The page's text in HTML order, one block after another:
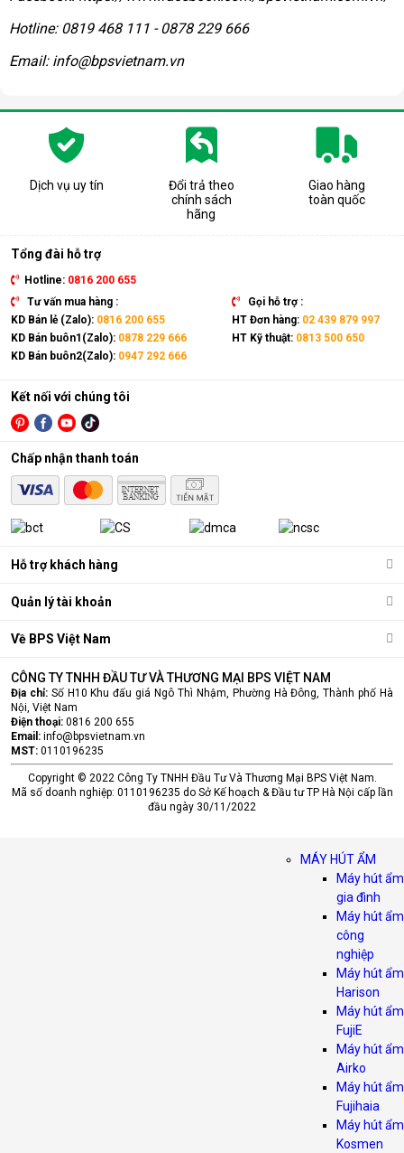
Hotline: 0819 468 111 - 0878 229 666
Email: info@bpsvietnam.vn
Dịch vụ uy tín
Đổi trả theo
chính sách
hãng
Giao hàng
toàn quốc
Tổng đài hỗ trợ
Hotline: 0816 200 655
Tư vấn mua hàng :
KD Bán lẻ (Zalo): 0816 200 655
KD Bán buôn1(Zalo): 0878 229 666
KD Bán buôn2(Zalo): 0947 292 666
Gọi hỗ trợ :
HT Đơn hàng: 02 439 879 997
HT Kỹ thuật: 0813 500 650
Hỗ trợ khách hàng
Quản lý tài khoản
Về BPS Việt Nam
Kết nối với chúng tôi
Chấp nhận thanh toán
CÔNG TY TNHH ĐẦU TƯ VÀ THƯƠNG MẠI BPS VIỆT NAM
Địa chỉ: Số H10 Khu đấu giá Ngô Thì Nhậm, Phường Hà Đông, Thành phố Hà
Nội, Việt Nam
Điện thoại: 0816 200 655
Email: info@bpsvietnam.vn
MST: 0110196235
Copyright © 2022 Công Ty TNHH Đầu Tư Và Thương Mại BPS Việt Nam.
Mã số doanh nghiệp: 0110196235 do Sở Kế hoạch & Đầu tư TP Hà Nội cấp lần
đầu ngày 30/11/2022
MÁY HÚT ẨM
Máy hút ẩm
gia đình
Máy hút ẩm
công
nghiệp
Máy hút ẩm
Harison
Máy hút ẩm
FujiE
Máy hút ẩm
Airko
Máy hút ẩm
Fujihaia
Máy hút ẩm
Kosmen